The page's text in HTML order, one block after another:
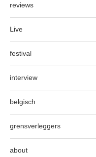
reviews
Live
festival
interview
belgisch
grensverleggers
about